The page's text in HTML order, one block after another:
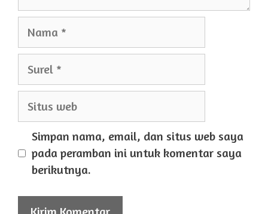
Situs
web
Simpan nama, email, dan situs web saya
pada peramban ini untuk komentar saya
berikutnya.